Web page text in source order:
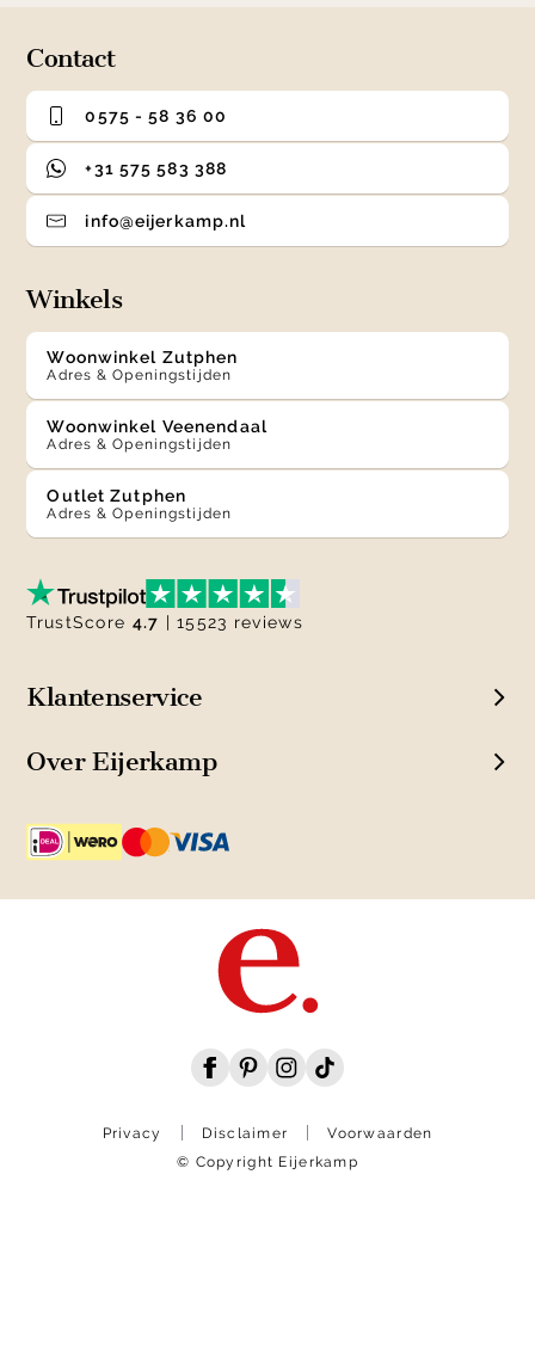
Contact
0575 - 58 36 00
+31 575 583 388
info@eijerkamp.nl
Winkels
Woonwinkel Zutphen
Adres & Openingstijden
Woonwinkel Veenendaal
Adres & Openingstijden
Outlet Zutphen
Adres & Openingstijden
Klantenservice
Over Eijerkamp
TrustScore 4.7 | 15523 reviews
Privacy Disclaimer
Voorwaarden
© Copyright Eijerkamp